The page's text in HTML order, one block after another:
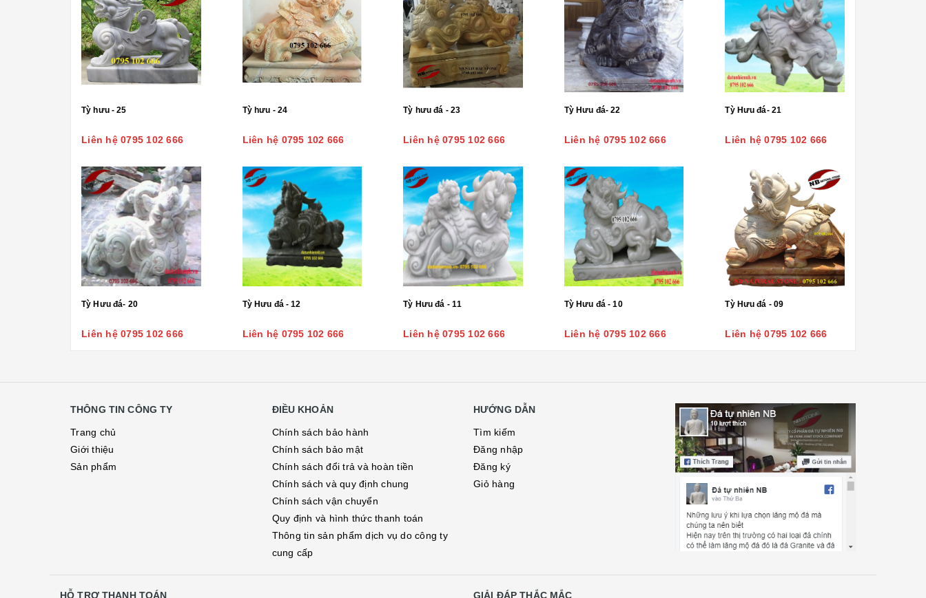
Tỳ hưu - 25
Liên hệ 0795 102 666
Tỳ hưu - 24
Liên hệ 0795 102 666
Tỳ hưu đá - 23
Liên hệ 0795 102 666
Tỳ Hưu đá- 22
Liên hệ 0795 102 666
Tỳ Hưu đá- 21
Liên hệ 0795 102 666
Tỳ Hưu đá- 20
Liên hệ 0795 102 666
Tỳ Hưu đá - 12
Liên hệ 0795 102 666
Tỳ Hưu đá - 11
Liên hệ 0795 102 666
Tỳ Hưu đá - 10
Liên hệ 0795 102 666
Tỳ Hưu đá - 09
Liên hệ 0795 102 666
THÔNG TIN CÔNG TY
Trang chủ
Giới thiệu
Sản phẩm
ĐIỀU KHOẢN
Chính sách bảo hành
Chính sách bảo mật
Chính sách đổi trả và hoàn tiền
Chính sách và quy định chung
Chính sách vận chuyển
Quy định và hình thức thanh toán
Thông tin sản phẩm dịch vụ do công ty
cung cấp
HƯỚNG DẪN
Tìm kiếm
Đăng nhập
Đăng ký
Giỏ hàng
HỖ TRỢ THANH TOÁN GIẢI ĐÁP THẮC MẮC